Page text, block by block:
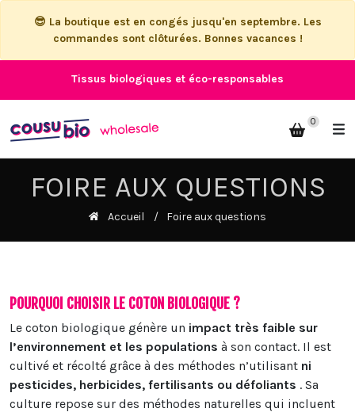
😎 La boutique est en congés jusqu'en septembre. Les
commandes sont clôturées. Bonnes vacances !
Tissus biologiques et éco-responsables
0
FOIRE AUX QUESTIONS
Accueil Foire aux questions
POURQUOI CHOISIR LE COTON BIOLOGIQUE ?
Le coton biologique génère un impact très faible sur
l’environnement et les populations à son contact. Il est
cultivé et récolté grâce à des méthodes n’utilisant ni
pesticides, herbicides, fertilisants ou défoliants . Sa
culture repose sur des méthodes naturelles qui incluent